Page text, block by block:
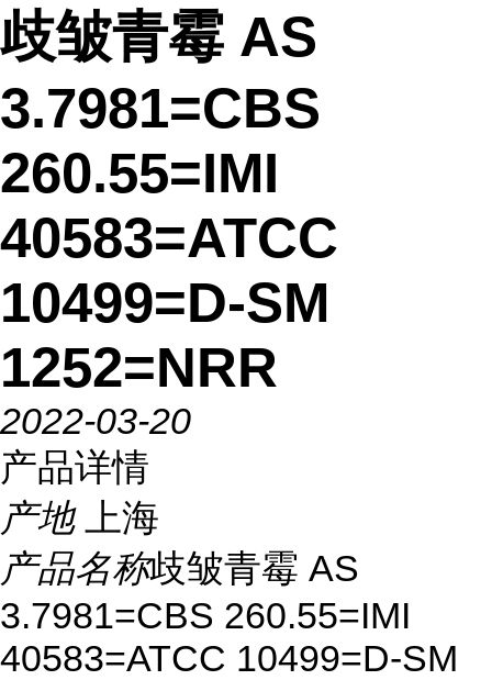
歧皱青霉 AS
3.7981=CBS
260.55=IMI
40583=ATCC
10499=D-SM
1252=NRR
2022-03-20
产品详情
产地
上海
产品名称歧皱青霉 AS
3.7981=CBS 260.55=IMI
40583=ATCC 10499=D-SM